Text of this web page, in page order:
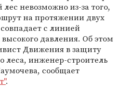
невозможно из-за того,
на протяжении двух
с линией
высокого давления. Об этом
Движения в защиту
леса, инженер-строитель
сообщает
.